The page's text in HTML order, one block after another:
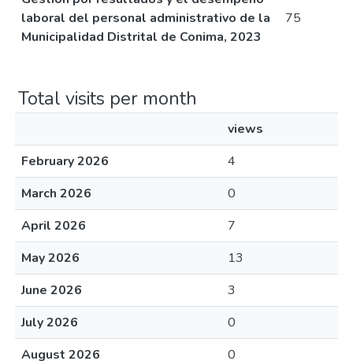
laboral del personal administrativo de la
Municipalidad Distrital de Conima, 2023
75
Total visits per month
views
February 2026
4
March 2026
0
April 2026
7
May 2026
13
June 2026
3
July 2026
0
August 2026
0